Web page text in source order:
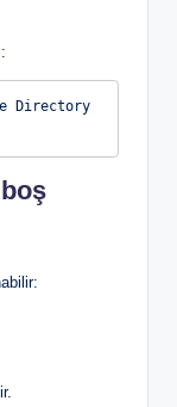
Directory